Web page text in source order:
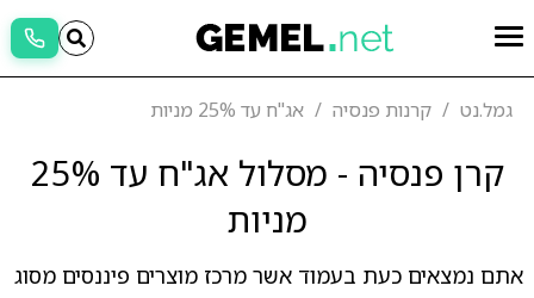
גמל.נט קרנות פנסיה אג"ח עד 25% מניות
קרן פנסיה - מסלול אג"ח עד 25%
מניות
אתם נמצאים כעת בעמוד אשר מרכז מוצרים פיננסים מסוג